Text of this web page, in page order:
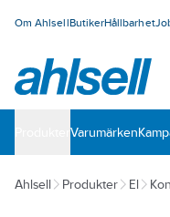
Om AhlsellButikerHållbarhet
Varumärken
Ahlsell Produkter El